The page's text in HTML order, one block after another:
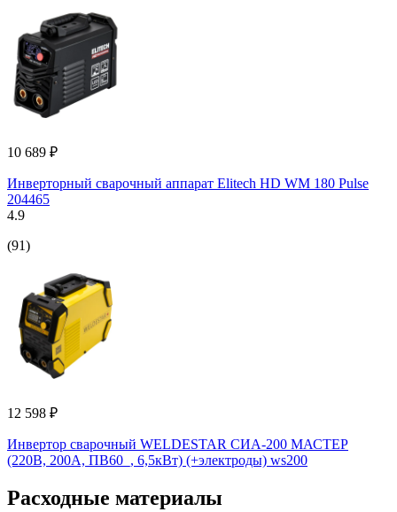
10 689 ₽
Инверторный сварочный аппарат Elitech HD WM 180 Pulse
204465
4.9
(91)
12 598 ₽
Инвертор сварочный WELDESTAR СИА-200 МАСТЕР
(220В, 200А, ПВ60_, 6,5кВт) (+электроды) ws200
Расходные материалы